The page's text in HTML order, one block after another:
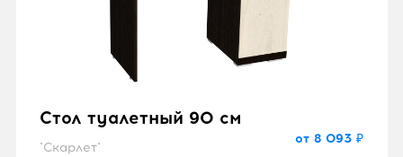
Стол туалетный 90 см
"Скарлет"
от 8 093 ₽